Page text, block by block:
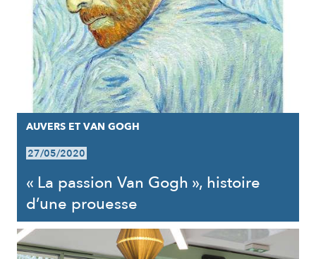
AUVERS ET VAN GOGH
27/05/2020
« La passion Van Gogh », histoire
d’une prouesse